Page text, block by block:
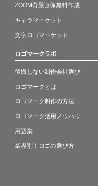
ZOOM背景画像無料作成
キャラマーケット
文字ロゴマーケット
ロゴマークラボ
後悔しない制作会社選び
ロゴマークとは
ロゴマーク制作の方法
ロゴマーク活用ノウハウ
用語集
業界別！ロゴの選び方